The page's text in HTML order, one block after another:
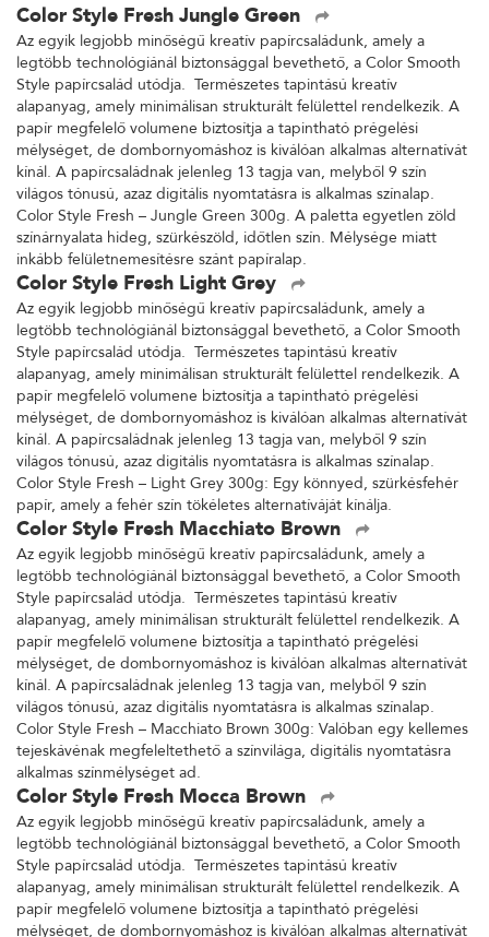
Color Style Fresh Jungle Green
Az egyik legjobb minőségű kreatív papírcsaládunk, amely a
legtöbb technológiánál biztonsággal bevethető, a Color Smooth
Style papírcsalád utódja. Természetes tapintású kreatív
alapanyag, amely minimálisan strukturált felülettel rendelkezik. A
papír megfelelő volumene biztosítja a tapintható prégelési
mélységet, de dombornyomáshoz is kiválóan alkalmas alternatívát
kínál. A papírcsaládnak jelenleg 13 tagja van, melyből 9 szín
világos tónusú, azaz digitális nyomtatásra is alkalmas színalap.
Color Style Fresh – Jungle Green 300g. A paletta egyetlen zöld
színárnyalata hideg, szürkészöld, időtlen szín. Mélysége miatt
inkább felületnemesítésre szánt papíralap.
Color Style Fresh Light Grey
Az egyik legjobb minőségű kreatív papírcsaládunk, amely a
legtöbb technológiánál biztonsággal bevethető, a Color Smooth
Style papírcsalád utódja. Természetes tapintású kreatív
alapanyag, amely minimálisan strukturált felülettel rendelkezik. A
papír megfelelő volumene biztosítja a tapintható prégelési
mélységet, de dombornyomáshoz is kiválóan alkalmas alternatívát
kínál. A papírcsaládnak jelenleg 13 tagja van, melyből 9 szín
világos tónusú, azaz digitális nyomtatásra is alkalmas színalap.
Color Style Fresh – Light Grey 300g: Egy könnyed, szürkésfehér
papír, amely a fehér szín tökéletes alternatíváját kínálja.
Color Style Fresh Macchiato Brown
Az egyik legjobb minőségű kreatív papírcsaládunk, amely a
legtöbb technológiánál biztonsággal bevethető, a Color Smooth
Style papírcsalád utódja. Természetes tapintású kreatív
alapanyag, amely minimálisan strukturált felülettel rendelkezik. A
papír megfelelő volumene biztosítja a tapintható prégelési
mélységet, de dombornyomáshoz is kiválóan alkalmas alternatívát
kínál. A papírcsaládnak jelenleg 13 tagja van, melyből 9 szín
világos tónusú, azaz digitális nyomtatásra is alkalmas színalap.
Color Style Fresh – Macchiato Brown 300g: Valóban egy kellemes
tejeskávénak megfeleltethető a színvilága, digitális nyomtatásra
alkalmas színmélységet ad.
Color Style Fresh Mocca Brown
Az egyik legjobb minőségű kreatív papírcsaládunk, amely a
legtöbb technológiánál biztonsággal bevethető, a Color Smooth
Style papírcsalád utódja. Természetes tapintású kreatív
alapanyag, amely minimálisan strukturált felülettel rendelkezik. A
papír megfelelő volumene biztosítja a tapintható prégelési
mélységet, de dombornyomáshoz is kiválóan alkalmas alternatívát